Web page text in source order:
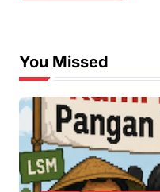
You Missed